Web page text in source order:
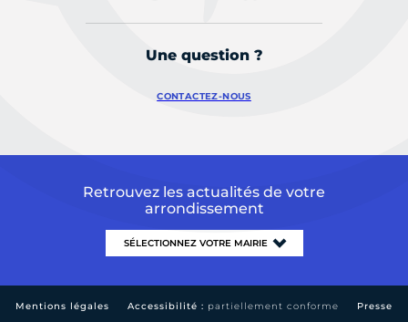
Une question ?
CONTACTEZ-NOUS
Retrouvez les actualités de votre
arrondissement
Mentions légales Accessibilité : partiellement conforme Presse